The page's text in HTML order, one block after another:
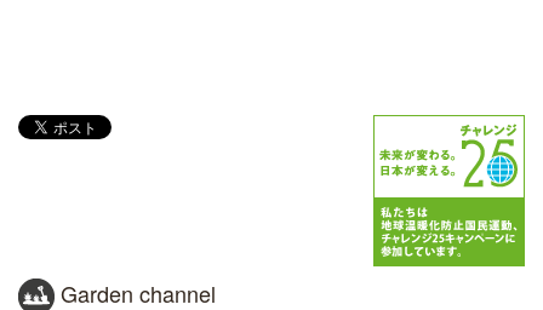
Garden channel